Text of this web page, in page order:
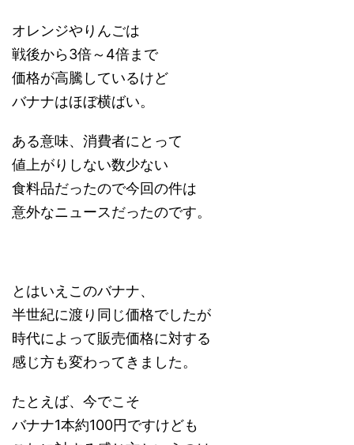
オレンジやりんごは
戦後から3倍～4倍まで
価格が高騰しているけど
バナナはほぼ横ばい。
ある意味、消費者にとって
値上がりしない数少ない
食料品だったので今回の件は
意外なニュースだったのです。
とはいえこのバナナ、
半世紀に渡り同じ価格でしたが
時代によって販売価格に対する
感じ方も変わってきました。
たとえば、今でこそ
バナナ1本約100円ですけども